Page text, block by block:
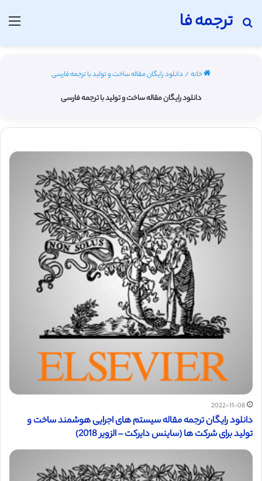
ترجمه فا
جستجو برای
خانه/ دانلود رایگان مقاله ساخت و تولید با ترجمه فارسی
دانلود رایگان مقاله ساخت و تولید با ترجمه فارسی
2022-11-08
دانلود رایگان ترجمه مقاله سیستم های اجرایی هوشمند ساخت و
تولید برای شرکت ها (ساینس دایرکت – الزویر 2018)